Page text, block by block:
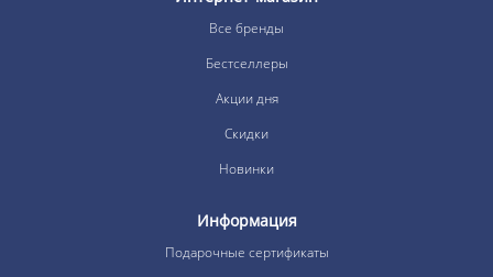
Все бренды
Бестселлеры
Акции дня
Скидки
Новинки
Информация
Подарочные сертификаты